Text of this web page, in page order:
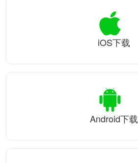
iOS下载
Android下载